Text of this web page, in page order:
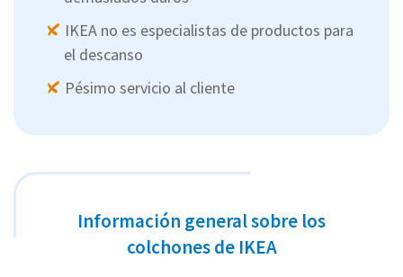
IKEA no es especialistas de productos para
el descanso
Pésimo servicio al cliente
Información general sobre los
colchones de IKEA